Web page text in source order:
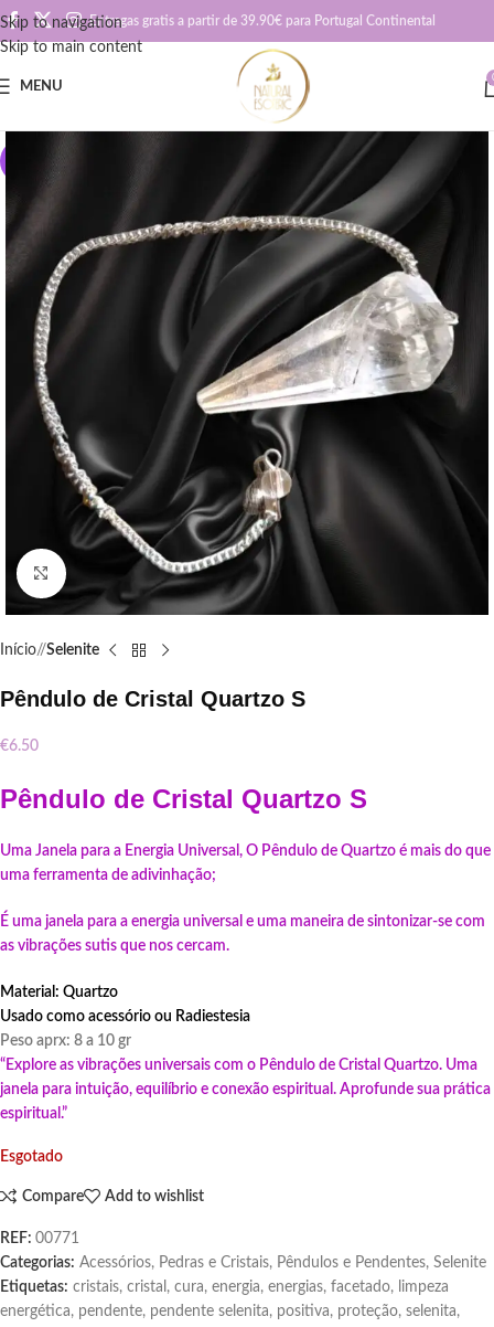
Skip to navigation
Skip to main content
Entregas gratis a partir de 39.90€ para Portugal Continental
MENU
SOLD OUT
Click to enlarge
Início/ Selenite
Pêndulo de Cristal Quartzo S
€6.50
Pêndulo de Cristal Quartzo S
Uma Janela para a Energia Universal, O Pêndulo de Quartzo é mais do que
uma ferramenta de adivinhação;
É uma janela para a energia universal e uma maneira de sintonizar-se com
as vibrações sutis que nos cercam.
Material: Quartzo
Usado como acessório ou Radiestesia
Peso aprx: 8 a 10 gr
“Explore as vibrações universais com o Pêndulo de Cristal Quartzo. Uma
janela para intuição, equilíbrio e conexão espiritual. Aprofunde sua prática
espiritual.”
Esgotado
Compare Add to wishlist
REF: 00771
Categorias: Acessórios, Pedras e Cristais, Pêndulos e Pendentes, Selenite
Etiquetas: cristais, cristal , cura, energia, energias, facetado, limpeza
energética, pendente, pendente selenita, positiva, proteção, selenita,